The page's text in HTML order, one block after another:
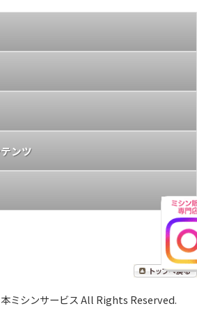
ンツ
ミシンサービス All Rights Reserved.